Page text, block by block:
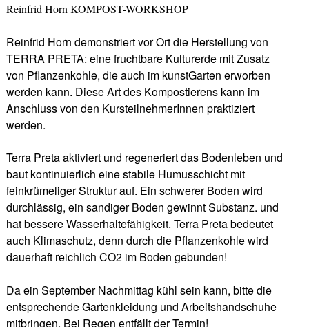
Reinfrid Horn KOMPOST-WORKSHOP
Reinfrid Horn demonstriert vor Ort die Herstellung von
TERRA PRETA: eine fruchtbare Kulturerde mit Zusatz
von Pflanzenkohle, die auch im kunstGarten erworben
werden kann. Diese Art des Kompostierens kann im
Anschluss von den KursteilnehmerInnen praktiziert
werden.
Terra Preta aktiviert und regeneriert das Bodenleben und
baut kontinuierlich eine stabile Humusschicht mit
feinkrümeliger Struktur auf. Ein schwerer Boden wird
durchlässig, ein sandiger Boden gewinnt Substanz. und
hat bessere Wasserhaltefähigkeit. Terra Preta bedeutet
auch Klimaschutz, denn durch die Pflanzenkohle wird
dauerhaft reichlich CO2 im Boden gebunden!
Da ein September Nachmittag kühl sein kann, bitte die
entsprechende Gartenkleidung und Arbeitshandschuhe
mitbringen. Bei Regen entfällt der Termin!